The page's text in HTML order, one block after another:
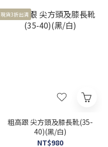
現貨3折出清
粗高跟 尖方頭及膝長靴(35-
40)(黑/白)
NT$980